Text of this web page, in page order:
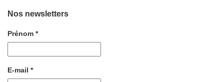
Nos newsletters
Prénom *
E-mail *